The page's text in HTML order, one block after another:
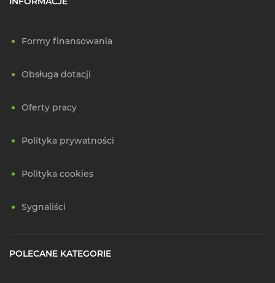
Formy finansowania
Obsługa dotacji
Oferty pracy
Polityka prywatności
Polityka cookies
Sygnaliści
POLECANE KATEGORIE